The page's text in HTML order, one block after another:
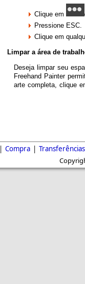
Clique em
Pressione ESC.
Clique em
Limpar a área de
Deseja limpar seu
Freehand Painter
arte completa, clique
| Compra | Transferências